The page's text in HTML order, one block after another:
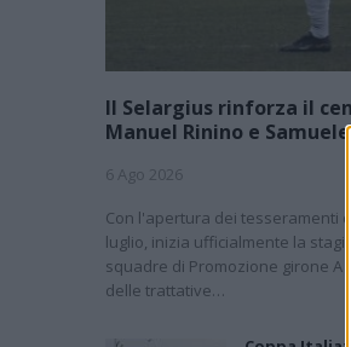
Il Selargius rinforza il
Manuel Rinino e
6 Ago 2026
Con l'apertura dei tesseramenti
luglio, inizia ufficialmente la
squadre di Promozione girone
delle trattative…